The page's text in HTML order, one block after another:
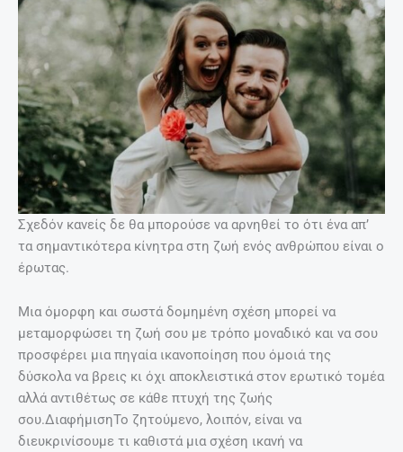
Σχεδόν κανείς δε θα μπορούσε να αρνηθεί το ότι ένα απ’
τα σημαντικότερα κίνητρα στη ζωή ενός ανθρώπου είναι ο
έρωτας.
Μια όμορφη και σωστά δομημένη σχέση μπορεί να
μεταμορφώσει τη ζωή σου με τρόπο μοναδικό και να σου
προσφέρει μια πηγαία ικανοποίηση που όμοιά της
δύσκολα να βρεις κι όχι αποκλειστικά στον ερωτικό τομέα
αλλά αντιθέτως σε κάθε πτυχή της ζωής
σου.ΔιαφήμισηΤο ζητούμενο, λοιπόν, είναι να
διευκρινίσουμε τι καθιστά μια σχέση ικανή να